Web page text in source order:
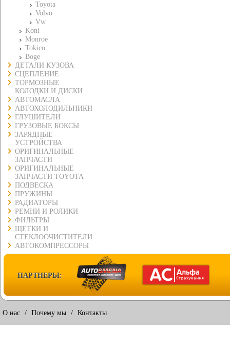
Toyota
Volvo
Vw
Koni
Monroe
Tokico
Boge
ДЕТАЛИ КУЗОВА
СЦЕПЛЕНИЕ
ТОРМОЗНЫЕ
КОЛОДКИ И ДИСКИ
АВТОМАСЛА
АВТОХОЛОДИЛЬНИКИ
ГЛУШИТЕЛИ
ГРУЗОВЫЕ БОКСЫ
ЗАРЯДНЫЕ
УСТРОЙСТВА
ОРИГИНАЛЬНЫЕ
ЗАПЧАСТИ
ОРИГИНАЛЬНЫЕ
ЗАПЧАСТИ TOYOTA
ПОДВЕСКА
ПРУЖИНЫ
РАДИАТОРЫ
РЕМНИ И РОЛИКИ
ФИЛЬТРЫ
ЩЕТКИ И
СТЕКЛООЧИСТИТЕЛИ
АВТОКОМПРЕССОРЫ
ПАРТНЕРЫ:
О нас / Почему мы / Контакты